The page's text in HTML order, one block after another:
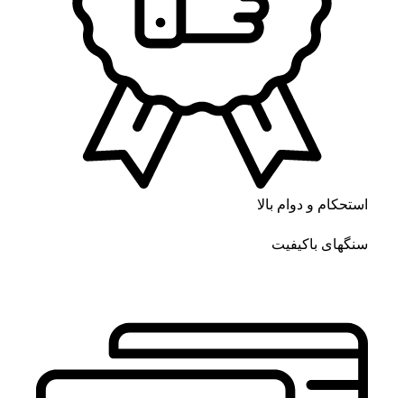
استحکام و دوام بالا
سنگهای باکیفیت